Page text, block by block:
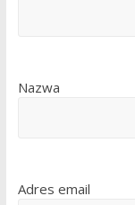
Nazwa
Adres email